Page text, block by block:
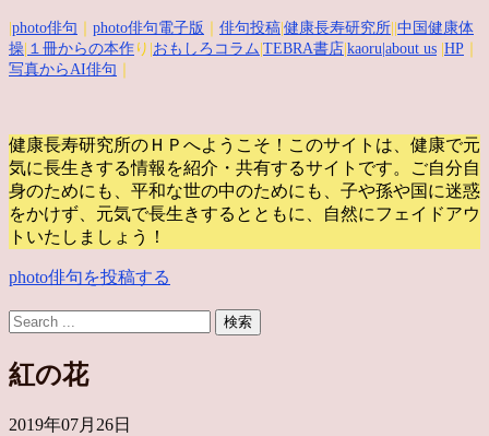
photo俳句 photo俳句電子版 俳句投稿 健康長寿研究所 中国健康体
操 １冊からの本作 り| おもしろコラム TEBRA書店 kaoru |about us HP
写真からAI俳句
健康長寿研究所のＨＰへようこそ！このサイトは、健康で元
気に長生きする情報を紹介・共有するサイトです。
ご自分自
身のためにも、平和な世の中のためにも、子や孫や国に迷惑
をかけず、元気で長生きするとともに、自然にフェイドアウ
トいたしましょう！
photo俳句を投稿する
紅の花
2019年07月26日